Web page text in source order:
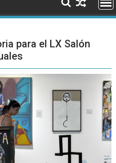
para el LX Salón